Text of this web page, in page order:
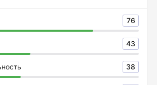
76
43
38